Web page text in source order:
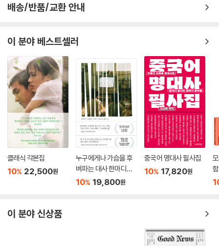
배송/반품/교환 안내
이 분야 베스트셀러
클래식 각본집
10% 22,500원
누구에게나 가슴을 후
벼파는 대사 한마디가
있다
10% 19,800원
중국어 명대사 필사집
10% 17,820원
이 분야 신상품